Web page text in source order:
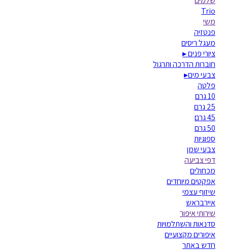
Trio
משי
פנטזיה
מעגל ריסים
ציורי פנים▸
חוברות הדרכה ותרגול
צבעי מים▸
פלטה
10 גרם
25 גרם
45 גרם
50 גרם
ספוגיות
צבעי שמן
דפי צביעה
מכחולים
אפקטים מיוחדים
שיזוף עצמי
איירבראש
שירותי איפור
סדנאות והשתלמויות
איפורים מקצועיים
חדש באתר